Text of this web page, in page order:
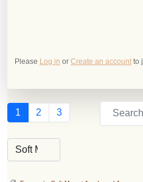
Please Log in or Create an account to
1 2 3